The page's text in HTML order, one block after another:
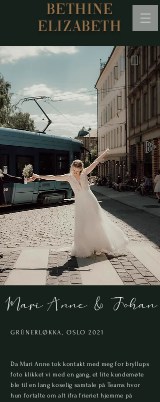
BETHINE
ELIZABETH
Mari Anne & Johan
GRÜNERLØKKA, OSLO 2021
Da Mari Anne tok kontakt med meg for bryllups
foto klikket vi med en gang, et lite kundemøte
ble til en lang koselig samtale på Teams hvor
hun fortalte om alt ifra frieriet hjemme på